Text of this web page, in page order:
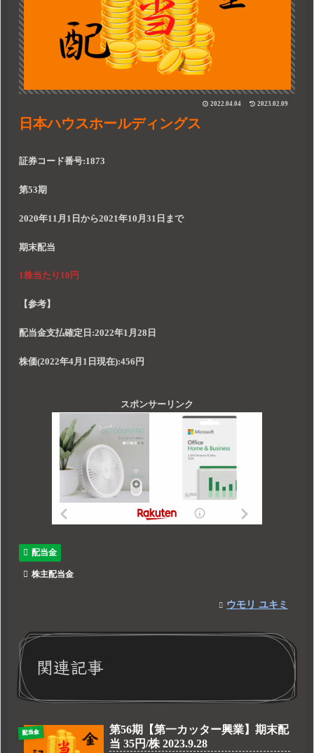
2022.04.04 2023.02.09
日本ハウスホールディングス
証券コード番号:1873
第53期
2020年11月1日から2021年10月31日まで
期末配当
1株当たり10円
【参考】
配当金支払確定日:2022年1月28日
株価(2022年4月1日現在):456円
スポンサーリンク
配当金
株主配当金
ウモリ ユキミ
関連記事
配当金
第56期【第一カッター興業】期末配
当 35円/株 2023.9.28